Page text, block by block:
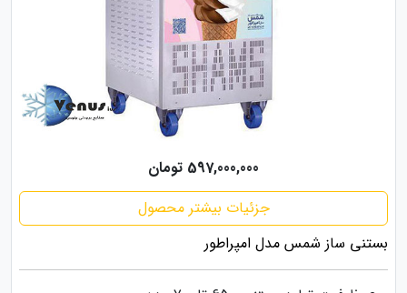
597,000,000 تومان
جزئیات بیشتر محصول
بستنی ساز شمس مدل امپراطور